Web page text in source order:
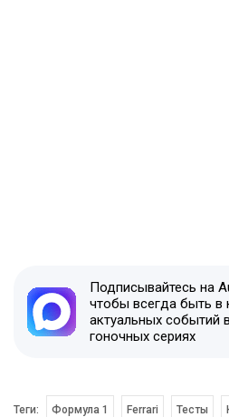
Подписывайтесь на
чтобы всегда быть в
актуальных событий
гоночных сериях
Теги: Формула 1 Ferrari Тесты